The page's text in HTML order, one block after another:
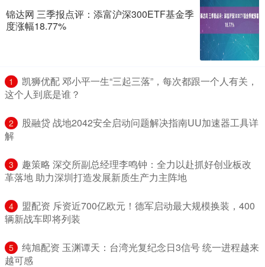
锦达网 三季报点评：添富沪深300ETF基金季
度涨幅18.77%
1
​凯狮优配 邓小平一生“三起三落”，每次都跟一个人有关，
这个人到底是谁？
2
​股融贷 战地2042安全启动问题解决指南UU加速器工具详
解
3
​趣策略 深交所副总经理李鸣钟：全力以赴抓好创业板改
革落地 助力深圳打造发展新质生产力主阵地
4
​盟配资 斥资近700亿欧元！德军启动最大规模换装，400
辆新战车即将列装
5
​纯旭配资 玉渊谭天：台湾光复纪念日3信号 统一进程越来
越可感